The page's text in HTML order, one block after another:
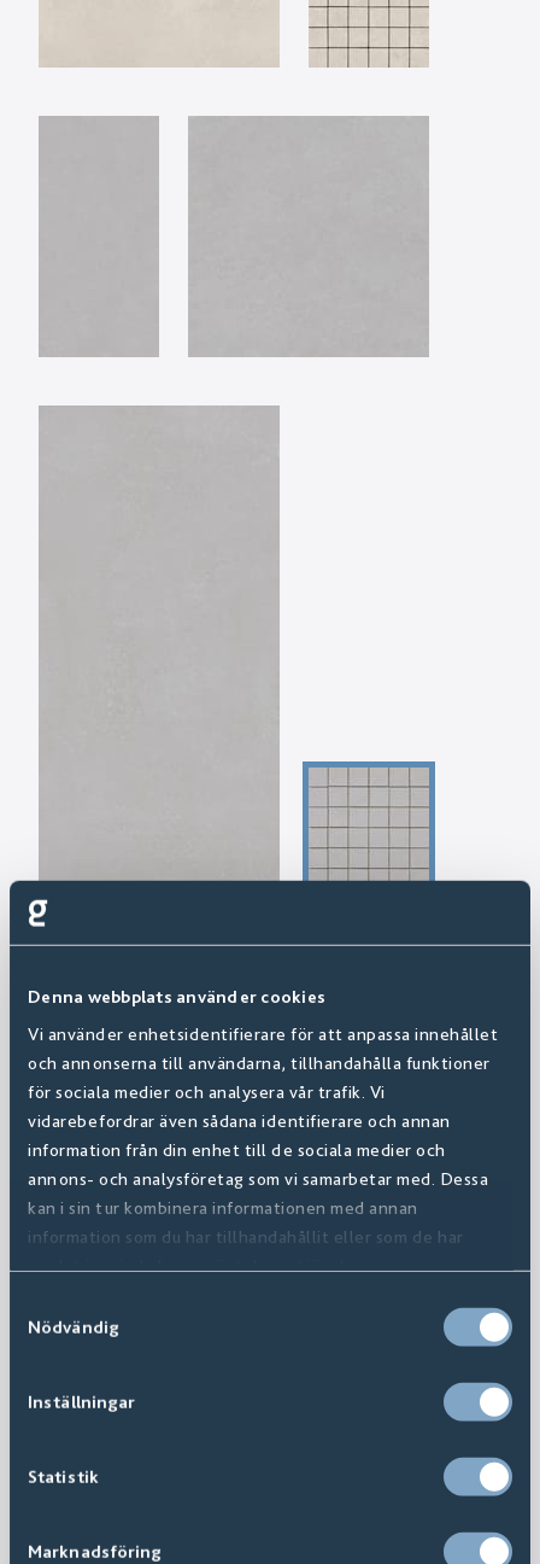
Denna webbplats använder cookies
Vi använder enhetsidentifierare för att anpassa innehållet
och annonserna till användarna, tillhandahålla funktioner
för sociala medier och analysera vår trafik. Vi
vidarebefordrar även sådana identifierare och annan
information från din enhet till de sociala medier och
annons- och analysföretag som vi samarbetar med. Dessa
kan i sin tur kombinera informationen med annan
information som du har tillhandahållit eller som de har
samlat in när du har använt deras tjänster.
Nödvändig
Inställningar
Statistik
Marknadsföring